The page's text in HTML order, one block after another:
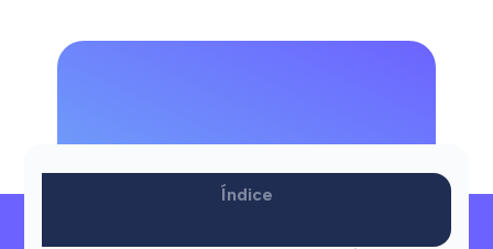
Índice
O software que ajuda
a sua equipa a